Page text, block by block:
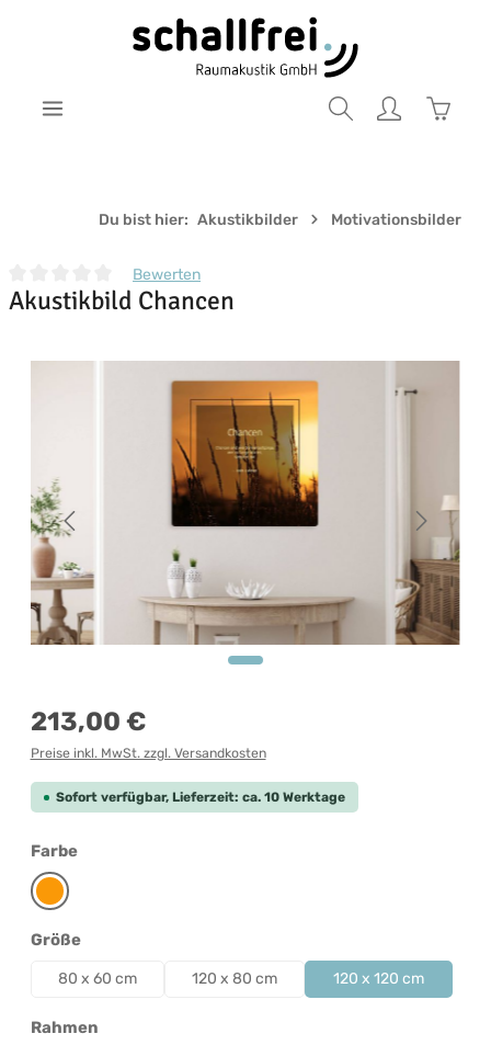
Zum Hauptinhalt springen
Du bist hier: Akustikbilder Motivationsbilder
Durchschnittliche Bewertung von 0 von 5 Sternen
Bewerten
Akustikbild Chancen
Regulärer Preis:
213,00 €
Preise inkl. MwSt. zzgl. Versandkosten
Sofort verfügbar, Lieferzeit: ca. 10 Werktage
Farbeauswählen
Orange
Größeauswählen
80 x 60 cm 120 x 80 cm 120 x 120 cm
Rahmenauswählen